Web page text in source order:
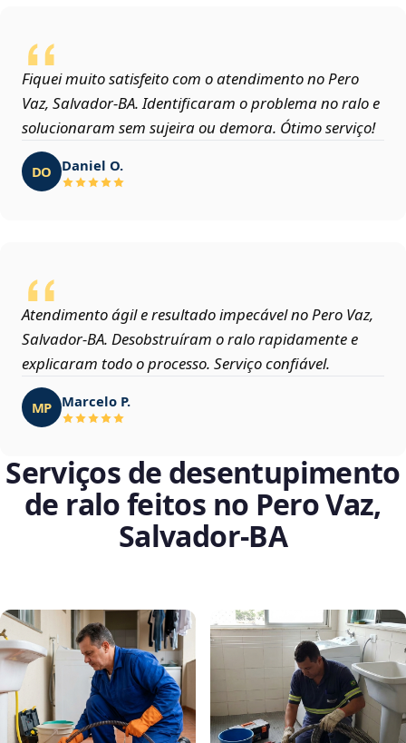
Fiquei muito satisfeito com o atendimento no Pero
Vaz, Salvador‑BA. Identificaram o problema no ralo e
solucionaram sem sujeira ou demora. Ótimo serviço!
DO Daniel O.
Atendimento ágil e resultado impecável no Pero Vaz,
Salvador‑BA. Desobstruíram o ralo rapidamente e
explicaram todo o processo. Serviço confiável.
MP Marcelo P.
Serviços de desentupimento
de ralo feitos no Pero Vaz,
Salvador‑BA